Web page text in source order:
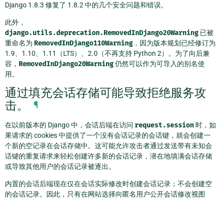
Django 1.8.3 修复了 1.8.2 中的几个安全问题和错误。
此外，
django.utils.deprecation.RemovedInDjango20Warning 已被
重命名为 RemovedInDjango110Warning ，因为版本规划已经修订为
1.9、1.10、1.11（LTS）、2.0（不再支持 Python 2）。为了向后兼
容， RemovedInDjango20Warning仍然可以作为可导入的别名使
用。
通过填充会话存储可能导致拒绝服务攻
击。
¶
在以前版本的 Django 中，会话后端在访问 request.session 时，如
果请求的 cookies 中提供了一个没有会话记录的会话键，就会创建一
个新的空记录在会话存储中。这可能允许攻击者通过发送带有未知会
话键的重复请求来轻松创建许多新的会话记录，潜在地填满会话存储
或导致其他用户的会话记录被逐出。
内置的会话后端现在仅在会话实际修改时创建会话记录；不会创建空
的会话记录。因此，只有在网站选择向匿名用户公开会话修改视图